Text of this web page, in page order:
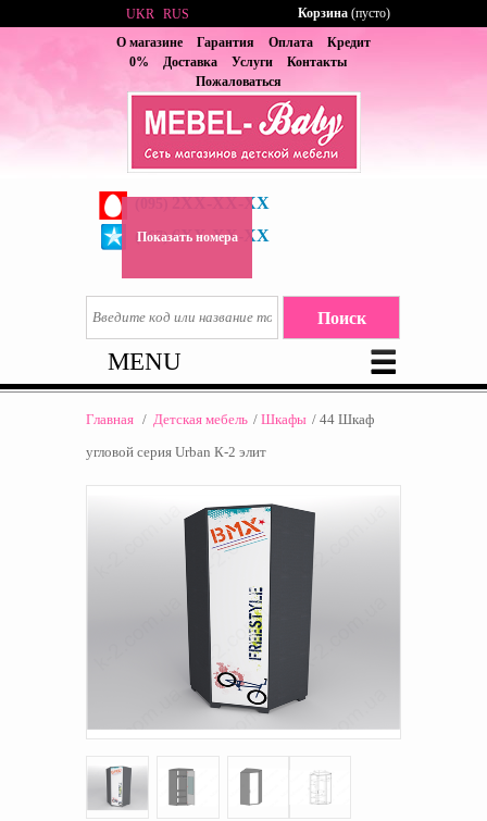
О магазине Гарантия Оплата
Кредит
0%
Доставка Услуги
Контакты
Пожаловаться
2XX-XX-XX
(067) 6XX-XX-XX
Показать номера
UKR RUS Корзина (пусто)
MENU
Главная / Детская мебель / Шкафы / 44 Шкаф
угловой серия Urban К-2 элит